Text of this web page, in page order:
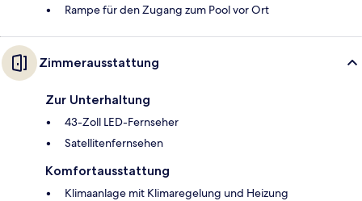
Rampe für den Zugang zum Pool vor Ort
Zimmerausstattung
Zur Unterhaltung
43-Zoll LED-Fernseher
Satellitenfernsehen
Komfortausstattung
Klimaanlage mit Klimaregelung und Heizung